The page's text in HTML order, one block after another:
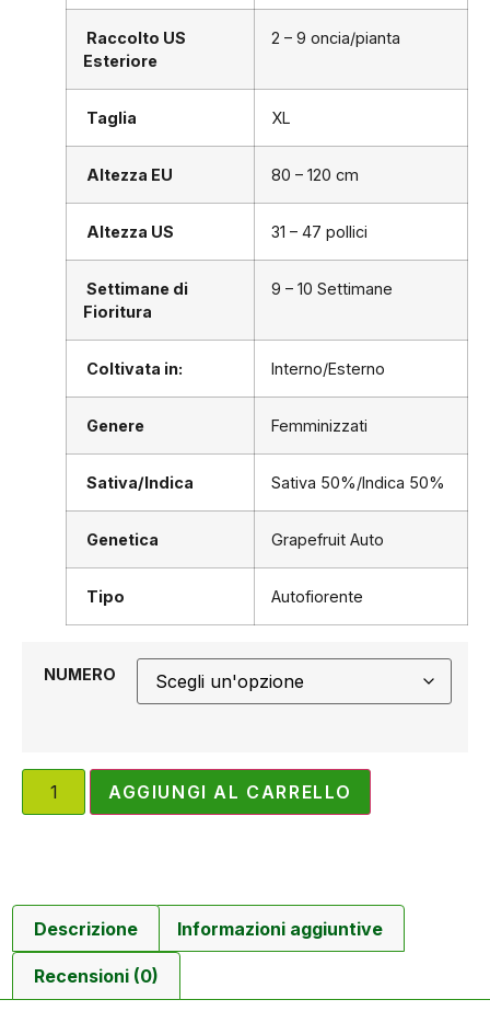
Raccolto US
Esteriore
2 – 9 oncia/pianta
Taglia XL
Altezza EU 80 – 120 cm
Altezza US 31 – 47 pollici
Settimane di
Fioritura
9 – 10 Settimane
Coltivata in: Interno/Esterno
Genere Femminizzati
Sativa/Indica Sativa 50%/Indica 50%
Genetica Grapefruit Auto
Tipo Autofiorente
NUMERO
AGGIUNGI AL CARRELLO
Descrizione Informazioni aggiuntive
Recensioni (0)